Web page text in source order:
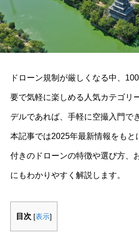
ドローン規制が厳しくなる中、
要で気軽に楽しめる人気カテゴリ
デルであれば、手軽に空撮入門で
本記事では2025年最新情報をもと
付きのドローンの特徴や選び方、
にもわかりやすく解説します。
目次 [表示]